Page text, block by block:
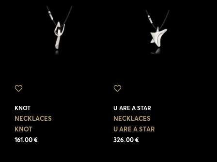
KNOT
NECKLACES
KNOT
161.00 €
U ARE A STAR
NECKLACES
U ARE A STAR
326.00 €